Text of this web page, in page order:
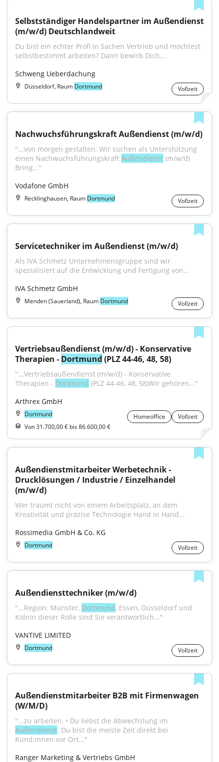
Selbstständiger Handelspartner im Außendienst
(m/w/d) Deutschlandweit
Du bist ein echter Profi in Sachen Vertrieb und möchtest
selbstbestimmt arbeiten? Dann bewirb Dich...
Schweng Ueberdachung
Düsseldorf, Raum Dortmund Vollzeit
Nachwuchsführungskraft Außendienst (m/w/d)
"...von morgen gestalten. Wir suchen als Unterstützung
einen Nachwuchsführungskraft Außendienst (m/w/d)
Bring..."
Vodafone GmbH
Recklinghausen, Raum Dortmund Vollzeit
Servicetechniker im Außendienst (m/w/d)
Als IVA Schmetz Unternehmensgruppe sind wir
spezialisiert auf die Entwicklung und Fertigung von...
IVA Schmetz GmbH
Menden (Sauerland), Raum Dortmund Vollzeit
Vertriebsaußendienst (m/w/d) - Konservative
Therapien - Dortmund (PLZ 44-46, 48, 58)
"...Vertriebsaußendienst (m/w/d) - Konservative
Therapien - Dortmund (PLZ 44-46, 48, 58)Wir gehören..."
Arthrex GmbH
Dortmund Homeoffice
Vollzeit
Von 31.700,00 € bis 86.600,00 €
Außendienstmitarbeiter Werbetechnik -
Drucklösungen / Industrie / Einzelhandel
(m/w/d)
Wer träumt nicht von einem Arbeitsplatz, an dem
Kreativität und präzise Technologie Hand in Hand...
Rossimedia GmbH & Co. KG
Dortmund Vollzeit
Außendiensttechniker (m/w/d)
"...Region: Münster, Dortmund, Essen, Düsseldorf und
KölnIn dieser Rolle sind Sie verantwortlich..."
VANTIVE LIMITED
Dortmund Vollzeit
Außendienstmitarbeiter B2B mit Firmenwagen
(W/M/D)
Außendienst. Du bist die meiste Zeit direkt bei
Kund:innen vor Ort..."
Ranger Marketing & Vertriebs GmbH